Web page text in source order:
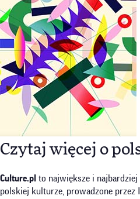
Czytaj więcej o
Culture.pl to największe i
polskiej kulturze, prowadzone przez